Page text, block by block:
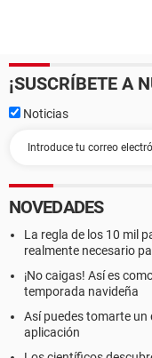
¡SUSCRÍBETE A
Noticias
NOVEDADES
La regla de los 10 mil
realmente necesario
¡No caigas! Así es
temporada navideña
Así puedes tomarte un
aplicación